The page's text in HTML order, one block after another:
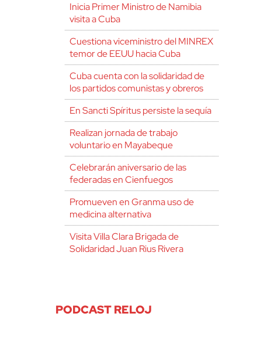
Inicia Primer Ministro de Namibia
visita a Cuba
Cuestiona viceministro del MINREX
temor de EEUU hacia Cuba
Cuba cuenta con la solidaridad de
los partidos comunistas y obreros
En Sancti Spíritus persiste la sequía
Realizan jornada de trabajo
voluntario en Mayabeque
Celebrarán aniversario de las
federadas en Cienfuegos
Promueven en Granma uso de
medicina alternativa
Visita Villa Clara Brigada de
Solidaridad Juan Rius Rivera
PODCAST RELOJ